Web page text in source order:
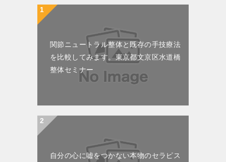
関節ニュートラル整体と既存の手技療法
を比較してみます。東京都文京区水道橋
整体セミナー
自分の心に嘘をつかない本物のセラピス